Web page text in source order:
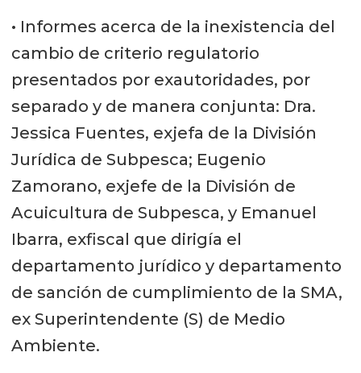
• Informes acerca de la inexistencia del
cambio de criterio regulatorio
presentados por exautoridades, por
separado y de manera conjunta: Dra.
Jessica Fuentes, exjefa de la División
Jurídica de Subpesca; Eugenio
Zamorano, exjefe de la División de
Acuicultura de Subpesca, y Emanuel
Ibarra, exfiscal que dirigía el
departamento jurídico y departamento
de sanción de cumplimiento de la SMA,
ex Superintendente (S) de Medio
Ambiente.